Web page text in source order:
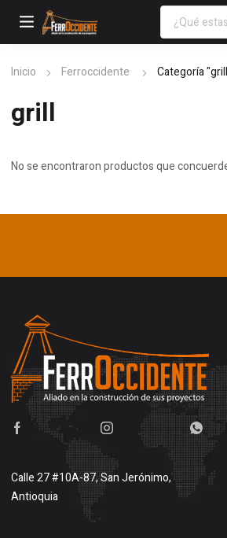
Inicio Ferroccidente Categoría
grill
No se encontraron productos que
Calle 27 #10A-87, San Jerónimo,
Antioquia